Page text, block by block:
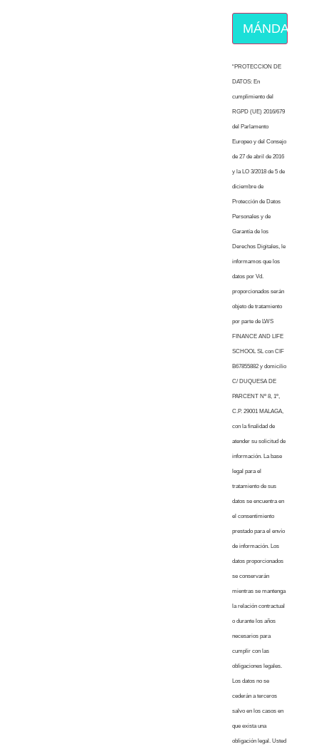
MÁNDAME
“PROTECCION DE
DATOS: En
cumplimiento del
RGPD (UE) 2016/679
del Parlamento
Europeo y del Consejo
de 27 de abril de 2016
y la LO 3/2018 de 5 de
diciembre de
Protección de Datos
Personales y de
Garantía de los
Derechos Digitales, le
informamos que los
datos por Vd.
proporcionados serán
objeto de tratamiento
por parte de LWS
FINANCE AND LIFE
SCHOOL SL con CIF
B67855882 y domicilio
C/ DUQUESA DE
PARCENT Nº 8, 1º,
C.P. 29001 MALAGA,
con la finalidad de
atender su solicitud de
información. La base
legal para el
tratamiento de sus
datos se encuentra en
el consentimiento
prestado para el envío
de información. Los
datos proporcionados
se conservarán
mientras se mantenga
la relación contractual
o durante los años
necesarios para
cumplir con las
obligaciones legales.
Los datos no se
cederán a terceros
salvo en los casos en
que exista una
obligación legal. Usted